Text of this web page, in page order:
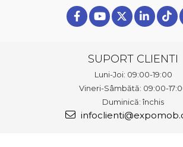
SUPORT CLIENTI
Luni-Joi: 09:00-19:00
Vineri-Sâmbătă: 09:00-
Duminică: închis